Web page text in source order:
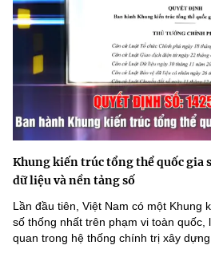
Khung kiến trúc tổng thể quốc gia
dữ liệu và nền tảng số
Lần đầu tiên, Việt Nam có một Khung
số thống nhất trên phạm vi toàn quốc,
quan trong hệ thống chính trị xây